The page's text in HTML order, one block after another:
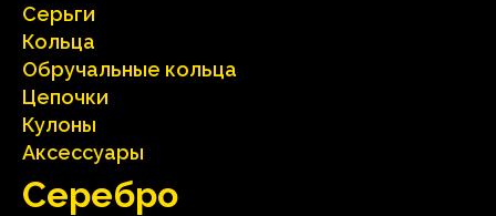
Серьги
Кольца
Oбручальные кольца
Цепочки
Кулоны
Аксесcуары
Серебрo